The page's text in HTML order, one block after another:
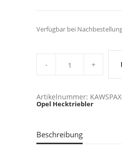
Verfügbar bei
Artikelnummer:
Opel Hecktriebler
Beschreibung